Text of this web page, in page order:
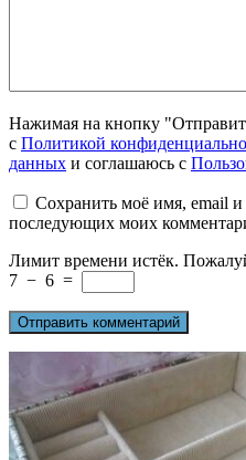
Нажимая на кнопку
с Политикой
данных и соглашаюсь с
Сохранить моё имя, email и
последующих моих
Лимит времени истёк.
7 − 6 =